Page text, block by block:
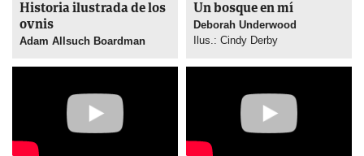
Historia ilustrada de los
ovnis
Adam Allsuch Boardman
Un bosque en mí
Deborah Underwood
Ilus.: Cindy Derby